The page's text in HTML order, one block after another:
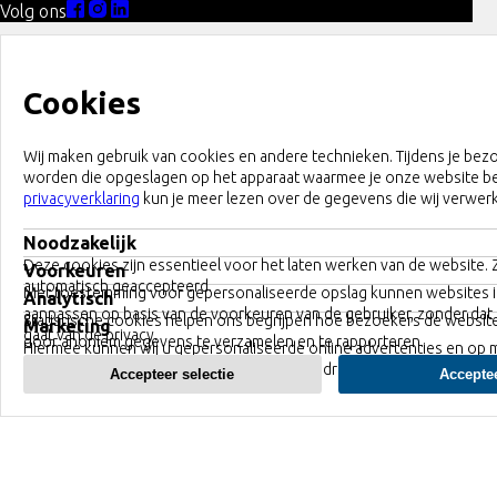
Volg ons
Cookies
Wij maken gebruik van cookies en andere technieken. Tijdens je
worden die opgeslagen op het apparaat waarmee je onze website
privacyverklaring kun je meer lezen over de gegevens die wij
Noodzakelijk
Deze cookies zijn essentieel voor het laten werken van de website.
automatisch geaccepteerd.
Voorkeuren
Met toestemming voor gepersonaliseerde opslag kunnen websites
aanpassen op basis van de voorkeuren van de gebruiker, zonder
gaat van de privacy.
Analytisch
Statistische cookies helpen ons begrijpen hoe bezoekers de
door anoniem gegevens te verzamelen en te rapporteren.
Marketing
Hiermee kunnen wij u gepersonaliseerde online advertenties en op
gemaakte inhoud tonen op basis van uw gedrag.
Accepteer selectie